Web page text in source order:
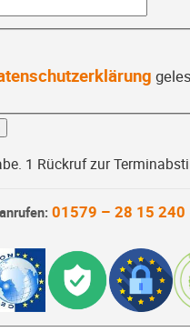
1 Rückruf zur
01579 – 28 15 240